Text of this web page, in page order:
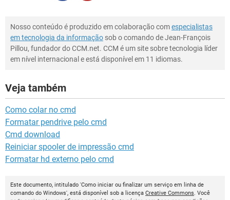
Nosso conteúdo é produzido em colaboração comespecialistas
em tecnologia da informação sob o comando de Jean-François
Pillou, fundador do CCM.net. CCM é um site sobre tecnologia líder
em nível internacional e está disponível em 11 idiomas.
Veja também
Como colar no cmd
Formatar pendrive pelo cmd
Cmd download
Reiniciar spooler de impressão cmd
Formatar hd externo pelo cmd
Este documento, intitulado 'Como iniciar ou finalizar um serviço em linha de
comando do Windows', está disponível sob a licença Creative Commons . Você